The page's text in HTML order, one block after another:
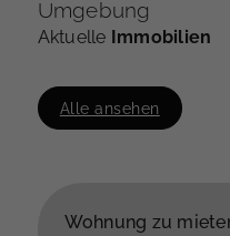
Umgebung
Aktuelle Immobilien
Alle ansehen
Wohnung zu